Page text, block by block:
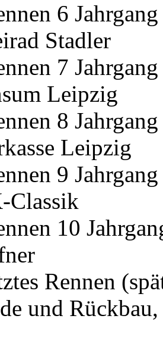
6
Stadler
7
Leipzig
8
Leipzig
9
Classik
10
Rennen
und